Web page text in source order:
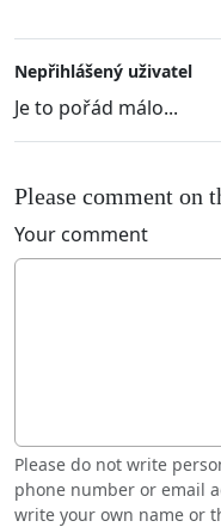
Nepřihlášený uživatel
Je to pořád málo...
Please comment on
Your comment
Please do not write
phone number or email
write your own name or